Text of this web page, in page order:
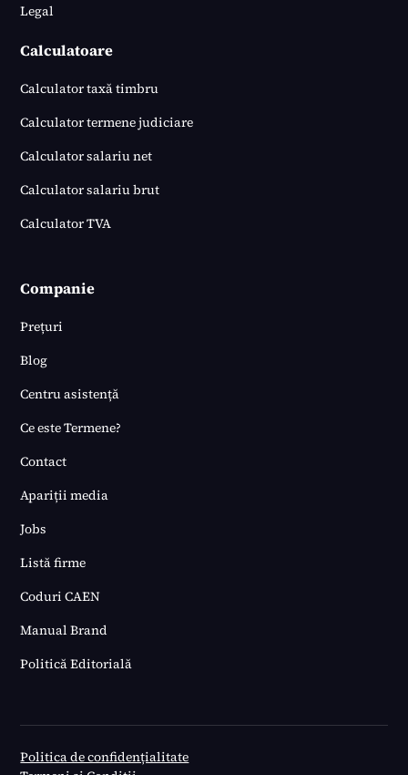
Legal
Calculatoare
Calculator taxă timbru
Calculator termene judiciare
Calculator salariu net
Calculator salariu brut
Calculator TVA
Companie
Prețuri
Blog
Centru asistență
Ce este Termene?
Contact
Apariții media
Jobs
Listă firme
Coduri CAEN
Manual Brand
Politică Editorială
Politica de confidențialitate